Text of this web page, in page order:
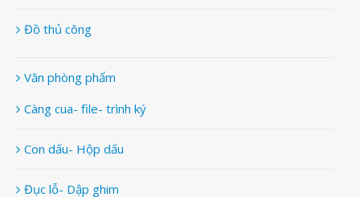
Đồ thủ công
Văn phòng phẩm
Càng cua- file- trình ký
Con dấu- Hộp dấu
Đục lỗ- Dập ghim